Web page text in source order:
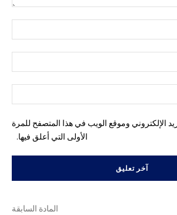
الإلكتروني وموقع الويب في هذا المتصفح للمرة
الأولى التي أعلق فيها.
المادة السابقة